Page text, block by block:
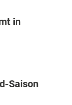
in
Saison